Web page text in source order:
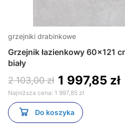
grzejniki drabinkowe
Grzejnik łazienkowy 60x121
biały
2 103,00 zł 1 997,85 zł
Najniższa cena: 1 997,85 zł
Do koszyka